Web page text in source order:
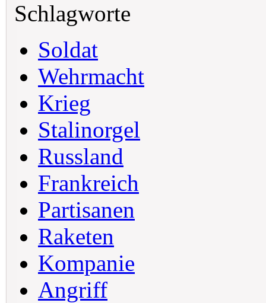
Schlagworte
Soldat
Wehrmacht
Krieg
Stalinorgel
Russland
Frankreich
Partisanen
Raketen
Kompanie
Angriff